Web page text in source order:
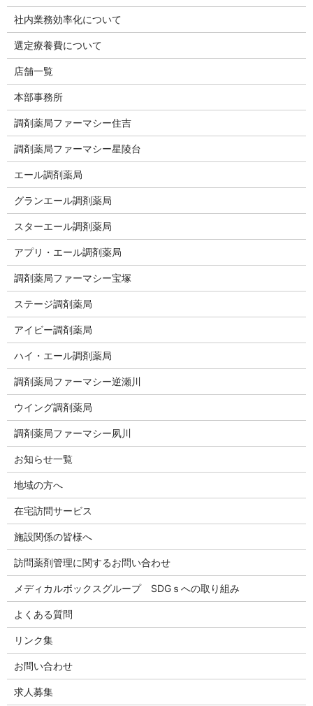
社内業務効率化について
選定療養費について
店舗一覧
本部事務所
調剤薬局ファーマシー住吉
調剤薬局ファーマシー星陵台
エール調剤薬局
グランエール調剤薬局
スターエール調剤薬局
アプリ・エール調剤薬局
調剤薬局ファーマシー宝塚
ステージ調剤薬局
アイビー調剤薬局
ハイ・エール調剤薬局
調剤薬局ファーマシー逆瀬川
ウイング調剤薬局
調剤薬局ファーマシー夙川
お知らせ一覧
地域の方へ
在宅訪問サービス
施設関係の皆様へ
訪問薬剤管理に関するお問い合わせ
メディカルボックスグループ SDGｓへの取り組み
よくある質問
リンク集
お問い合わせ
求人募集